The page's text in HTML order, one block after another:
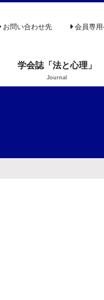
お問い合わせ先 会員専
学会誌「法と心理」
Journal
投稿